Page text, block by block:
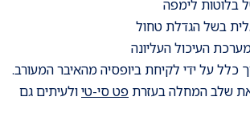
בלוטות לימפה
בשל הגדלת טחול
העיכול העליונה
כלל על ידי לקיחת ביופסיה מהאיבר המעורב.
שלב המחלה בעזרתפט סי-טיולעיתים גם